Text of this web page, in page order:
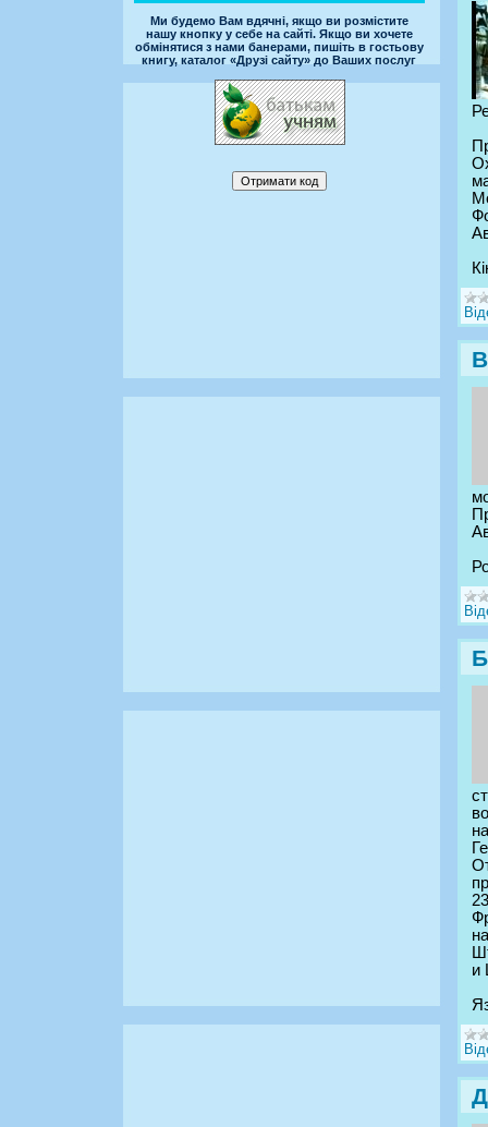
Ми будемо Вам вдячні, якщо ви розмістите
нашу кнопку у себе на сайті. Якщо ви хочете
обмінятися з нами банерами, пишіть в гостьову
книгу, каталог «Друзі сайту» до Ваших послуг
и